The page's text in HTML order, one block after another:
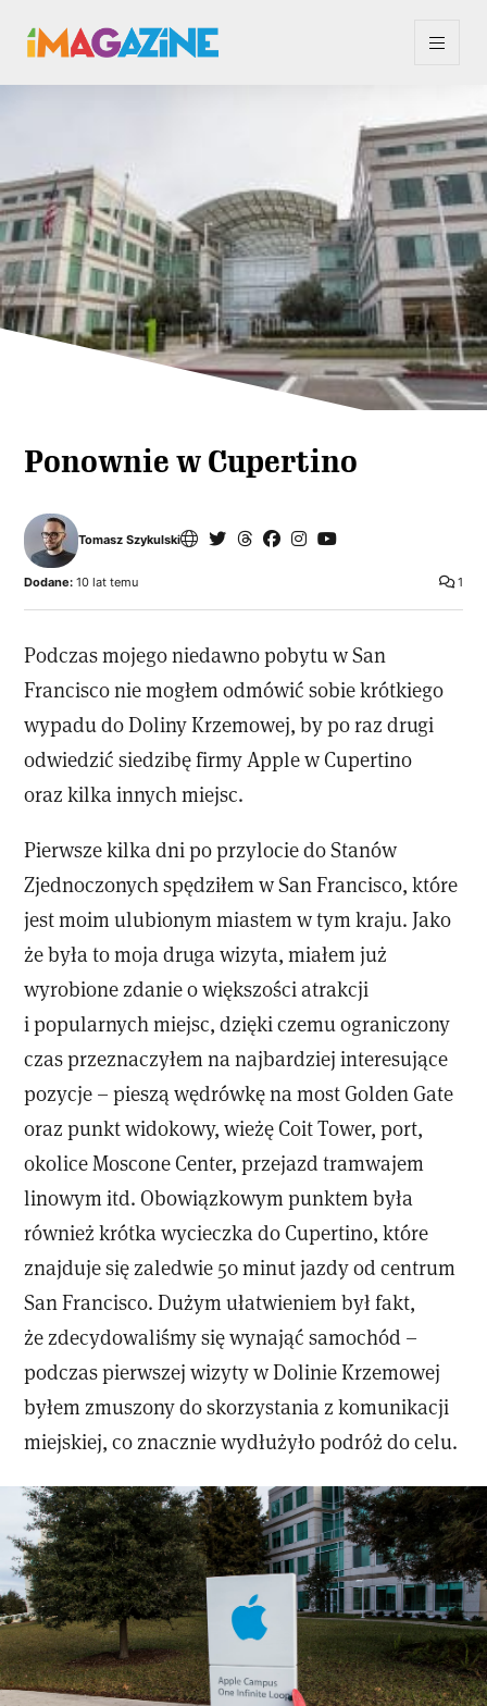
Ponownie w Cupertino
Tomasz Szykulski
1
Dodane: 10 lat temu
Podczas mojego niedawno pobytu w San
Francisco nie mogłem odmówić sobie krótkiego
wypadu do Doliny Krzemowej, by po raz drugi
odwiedzić siedzibę firmy Apple w Cupertino
oraz kilka innych miejsc.
Pierwsze kilka dni po przylocie do Stanów
Zjednoczonych spędziłem w San Francisco, które
jest moim ulubionym miastem w tym kraju. Jako
że była to moja druga wizyta, miałem już
wyrobione zdanie o większości atrakcji
i popularnych miejsc, dzięki czemu ograniczony
czas przeznaczyłem na najbardziej interesujące
pozycje – pieszą wędrówkę na most Golden Gate
oraz punkt widokowy, wieżę Coit Tower, port,
okolice Moscone Center, przejazd tramwajem
linowym itd. Obowiązkowym punktem była
również krótka wycieczka do Cupertino, które
znajduje się zaledwie 50 minut jazdy od centrum
San Francisco. Dużym ułatwieniem był fakt,
że zdecydowaliśmy się wynająć samochód –
podczas pierwszej wizyty w Dolinie Krzemowej
byłem zmuszony do skorzystania z komunikacji
miejskiej, co znacznie wydłużyło podróż do celu.